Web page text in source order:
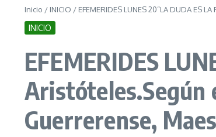
Inicio / INICIO / EFEMERIDES LUNES 20“LA DUDA
INICIO
EFEMERIDES
Aristóteles.Según
Guerrerense,